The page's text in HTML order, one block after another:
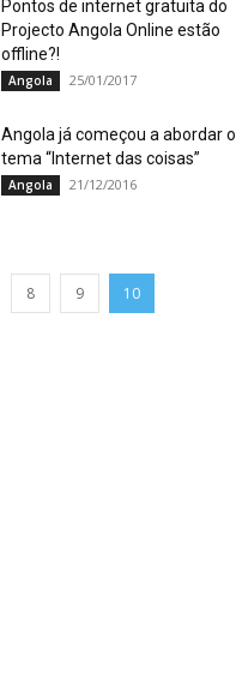
Pontos de internet gratuita do
Projecto Angola Online estão
offline?!
Angola 25/01/2017
Angola já começou a abordar o
tema “Internet das coisas”
Angola 21/12/2016
8 9 10